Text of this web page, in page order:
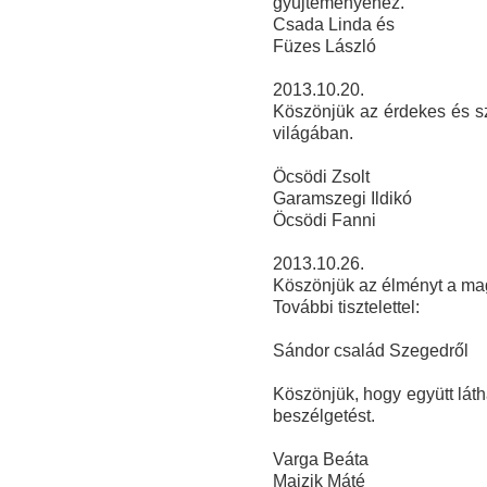
Csada Linda és
Füzes László
2013.10.20.
Köszönjük az érdekes és
világában.
Öcsödi Zsolt
Garamszegi Ildikó
Öcsödi Fanni
2013.10.26.
Köszönjük az élményt a
További tisztelettel:
Sándor család Szegedről
Köszönjük, hogy együtt
beszélgetést.
Varga Beáta
Majzik Máté